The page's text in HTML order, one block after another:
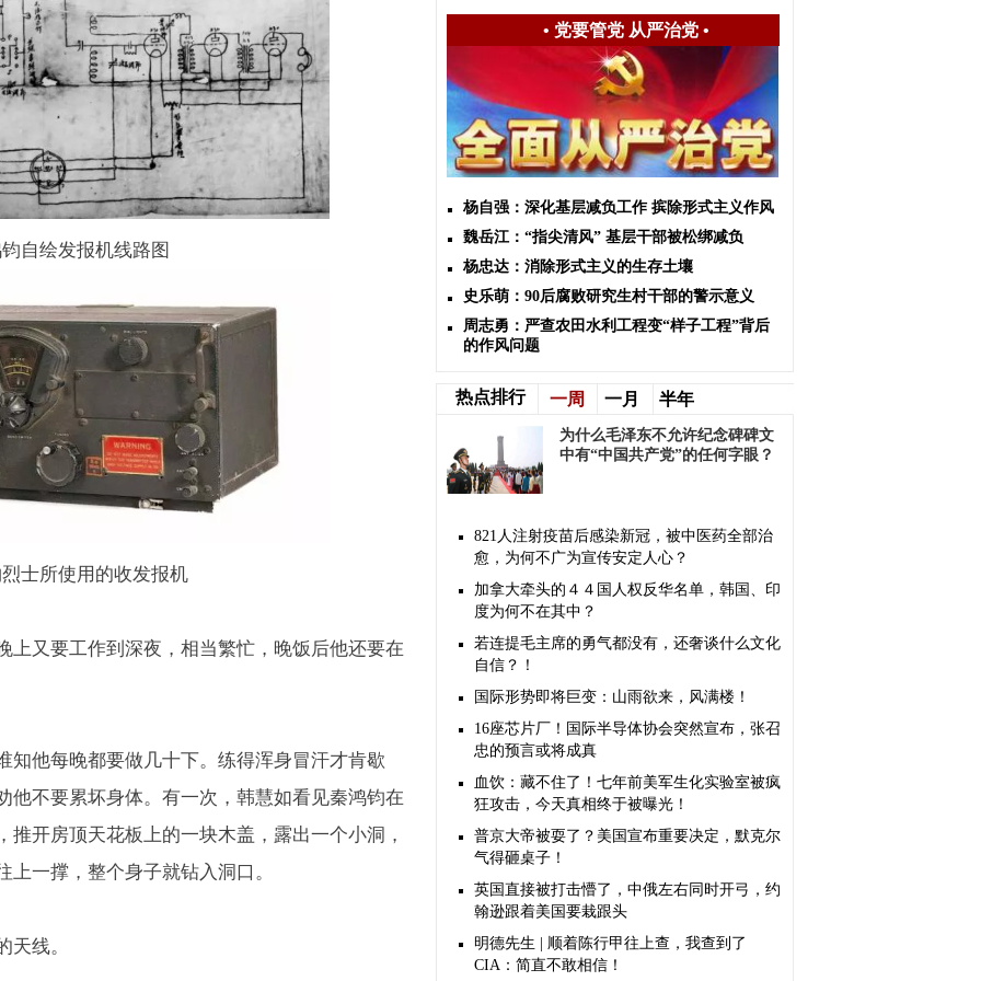
自绘发报机线路图
士所使用的收发报机
上又要工作到深夜，相当繁忙，晚饭后他还要在
知他每晚都要做几十下。练得浑身冒汗才肯歇
他不要累坏身体。有一次，韩慧如看见秦鸿钧在
开房顶天花板上的一块木盖，露出一个小洞，
一撑，整个身子就钻入洞口。
线。
• 党要管党 从严治党•
杨自强：深化基层减负工作 摈除形式主义作风
魏岳江：“指尖清风” 基层干部被松绑减负
杨忠达：消除形式主义的生存土壤
史乐萌：90后腐败研究生村干部的警示意义
周志勇：严查农田水利工程变“样子工程”背后
的作风问题
热点排行 一周 一月 半年
为什么毛泽东不允许纪念碑碑文
中有“中国共产党”的任何字眼？
821人注射疫苗后感染新冠，被中医药全部治
愈，为何不广为宣传安定人心？
加拿大牵头的４４国人权反华名单，韩国、印
度为何不在其中？
若连提毛主席的勇气都没有，还奢谈什么文化
自信？！
国际形势即将巨变：山雨欲来，风满楼！
16座芯片厂！国际半导体协会突然宣布，张召
忠的预言或将成真
血饮：藏不住了！七年前美军生化实验室被疯
狂攻击，今天真相终于被曝光！
普京大帝被耍了？美国宣布重要决定，默克尔
气得砸桌子！
英国直接被打击懵了，中俄左右同时开弓，约
翰逊跟着美国要栽跟头
明德先生 | 顺着陈行甲往上查，我查到了
CIA：简直不敢相信！